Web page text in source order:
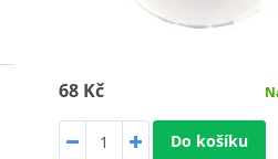
68 Kč
Do košíku